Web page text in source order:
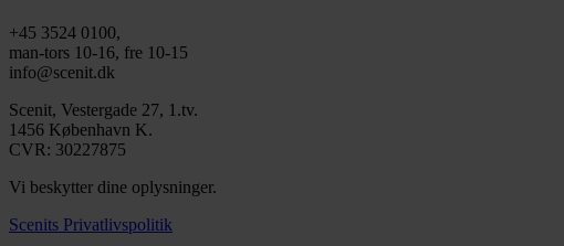
+45 3524 0100,
man-tors 10-16, fre 10-15
info@scenit.dk
Scenit, Vestergade 27, 1.tv.
1456 København K.
CVR: 30227875
Vi beskytter dine oplysninger.
Scenits Privatlivspolitik